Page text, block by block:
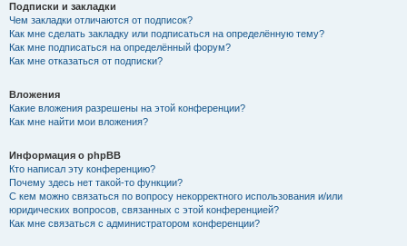
Подписки и закладки
Чем закладки отличаются от подписок?
Как мне сделать закладку или подписаться на определённую тему?
Как мне подписаться на определённый форум?
Как мне отказаться от подписки?
Вложения
Какие вложения разрешены на этой конференции?
Как мне найти мои вложения?
Информация о phpBB
Кто написал эту конференцию?
Почему здесь нет такой-то функции?
С кем можно связаться по вопросу некорректного использования и/или
юридических вопросов, связанных с этой конференцией?
Как мне связаться с администратором конференции?